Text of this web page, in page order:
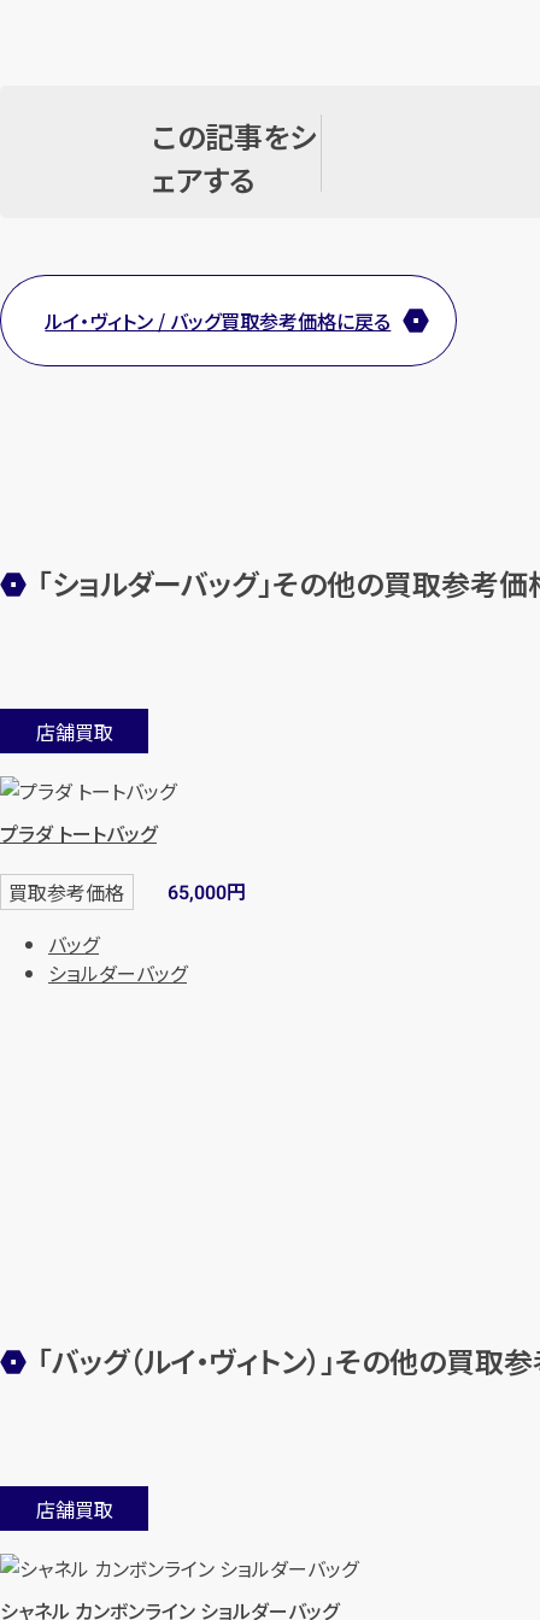
この記事をシ
ェアする
ルイ・ヴィトン / バッグ買取参考価格に戻る
「ショルダーバッグ」その他の買取参考価
店舗買取
プラダ トートバッグ
買取参考価格 65,000円
バッグ
ショルダーバッグ
「バッグ（ルイ・ヴィトン）」その他の買取
店舗買取
シャネル カンボンライン ショルダーバッグ